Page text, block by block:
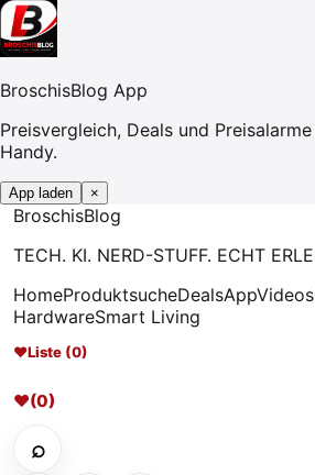
BroschisBlog App
Preisvergleich, Deals und
Handy.
App laden ×
BroschisBlog
TECH. KI. NERD-STUFF. ECHT
HomeProduktsucheDealsAppVideos
HardwareSmart Living
♥Liste (0)
♥(0)
⌕